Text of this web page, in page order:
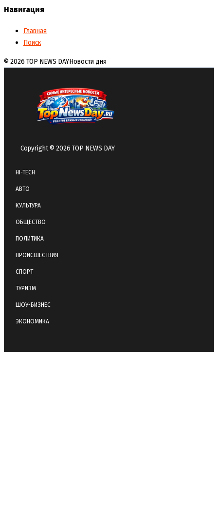
Навигация
Главная
Поиск
© 2026 TOP NEWS DAYНовости дня
Copyright © 2026 TOP NEWS DAY
HI-TECH
АВТО
КУЛЬТУРА
ОБЩЕСТВО
ПОЛИТИКА
ПРОИСШЕСТВИЯ
СПОРТ
ТУРИЗМ
ШОУ-БИЗНЕС
ЭКОНОМИКА